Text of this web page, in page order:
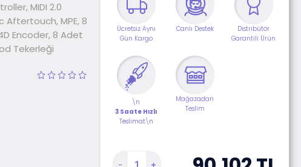
MIDI 2.0
Aftertouch, MPE, 8
Encoder, 8 Adet
Tekerleği
Ücretsiz Aynı
Gün Kargo
Canlı Destek
Distribütör
Garantili Ürün
\n
3 Saate Hızlı
Teslimat\n
Mağazadan
Teslim